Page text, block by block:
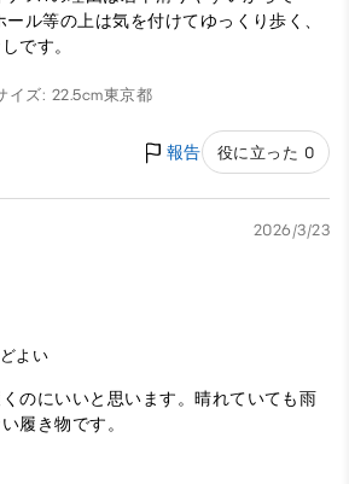
ル等の上は気を付けてゆっくり歩く、
です。
イズ: 22.5cm東京都
報告 役に立った 0
2026/3/23
よい
のにいいと思います。晴れていても雨
履き物です。